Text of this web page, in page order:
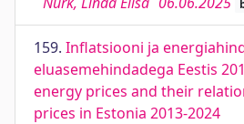
159. Inflatsiooni ja
eluasemehindadega Eestis
energy prices and their
prices in Estonia 2013-2024